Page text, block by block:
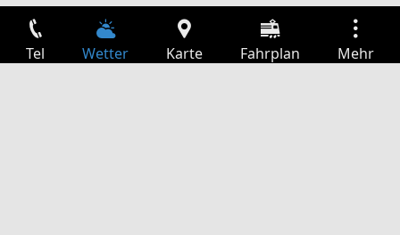
Tel Wetter Karte Fahrplan Mehr